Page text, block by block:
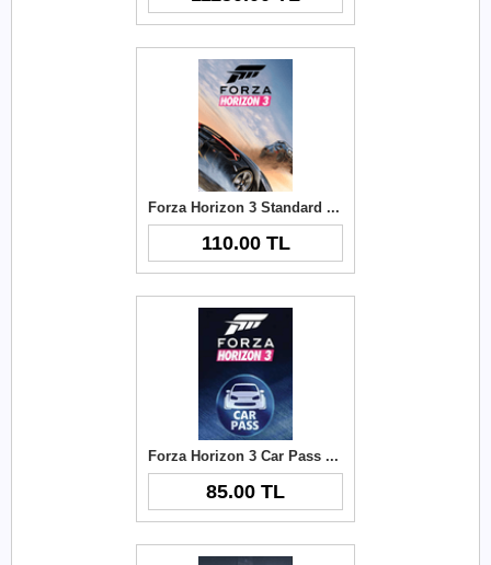
Forza Horizon 3 Standard Edition Windows 10 Cd Key
110.00 TL
Forza Horizon 3 Car Pass Key
85.00 TL